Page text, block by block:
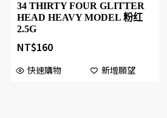
34 THIRTY FOUR GLITTER
HEAD HEAVY MODEL 粉红
2.5G
NT$160
快速購物 新增願望